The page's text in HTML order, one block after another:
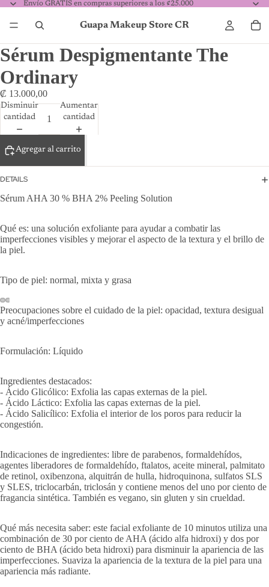
Envío GRATIS en compras superiores a los ¢25.000
Guapa Makeup Store CR
Sérum Despigmentante The
Ordinary
₡ 13.000,00
Disminuir
cantidad
Aumentar
cantidad
Agregar al carrito
DETAILS
Sérum AHA 30 % BHA 2% Peeling Solution
Qué es: una solución exfoliante para ayudar a combatir las
imperfecciones visibles y mejorar el aspecto de la textura y el brillo de
la piel.
Tipo de piel: normal, mixta y grasa
Preocupaciones sobre el cuidado de la piel: opacidad, textura desigual
y acné/imperfecciones
Formulación: Líquido
Ingredientes destacados:
- Ácido Glicólico: Exfolia las capas externas de la piel.
- Ácido Láctico: Exfolia las capas externas de la piel.
- Ácido Salicílico: Exfolia el interior de los poros para reducir la
congestión.
Indicaciones de ingredientes: libre de parabenos, formaldehídos,
agentes liberadores de formaldehído, ftalatos, aceite mineral, palmitato
de retinol, oxibenzona, alquitrán de hulla, hidroquinona, sulfatos SLS
y SLES, triclocarbán, triclosán y contiene menos del uno por ciento de
fragancia sintética. También es vegano, sin gluten y sin crueldad.
Qué más necesita saber: este facial exfoliante de 10 minutos utiliza una
combinación de 30 por ciento de AHA (ácido alfa hidroxi) y dos por
ciento de BHA (ácido beta hidroxi) para disminuir la apariencia de las
imperfecciones. Suaviza la apariencia de la textura de la piel para una
apariencia más radiante.